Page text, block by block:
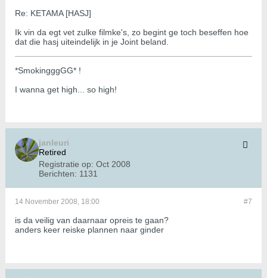
Re: KETAMA [HASJ]
Ik vin da egt vet zulke filmke's, zo begint ge toch beseffen hoe
dat die hasj uiteindelijk in je Joint beland.
*SmokingggGG* !
I wanna get high... so high!
janleuri
Retired
Registratie op: Oct 2008
Berichten: 1131
#7
14 November 2008, 18:00
is da veilig van daarnaar opreis te gaan?
anders keer reiske plannen naar ginder